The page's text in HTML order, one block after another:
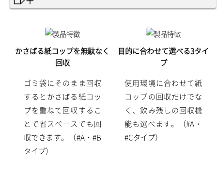
かさばる紙コップを無駄なく
回収
ゴミ袋にそのまま回収
するとかさばる紙コッ
プを重ねて回収するこ
とで省スペースでも回
収できます。（#A・#B
タイプ）
目的に合わせて選べる3タイ
プ
使用環境に合わせて紙
コップの回収だけでな
く、飲み残しの回収機
能も選べます。（#A・
#Cタイプ）